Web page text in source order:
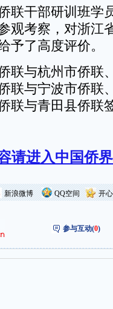
干部研训班学
观考察，对浙江
予了高度评价。
与杭州市侨联
联与宁波市侨联
联与青田县侨联
请进入中国侨
开
QQ空间
新浪微博
参与互动(0)